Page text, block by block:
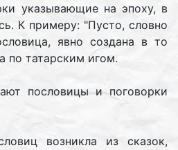
указывающие на эпоху, в
К примеру: "Пусто, словно
явно создана в то
по татарским игом.
пословицы и поговорки
возникла из сказок,